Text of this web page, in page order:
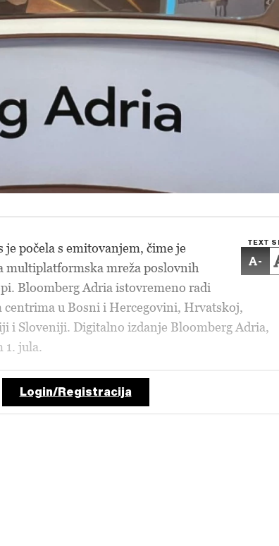
TEXT
-
je počela s emitovanjem, čime je
multiplatformska mreža poslovnih
Bloomberg Adria istovremeno radi
u Bosni i Hercegovini, Hrvatskoj,
i Sloveniji. Digitalno izdanje Bloomberg Adria,
1. jula.
Login/Registracija